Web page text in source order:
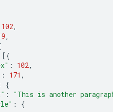
102,
,
[{
: 102,
: 171 ,
{
:
"This is another
:
{